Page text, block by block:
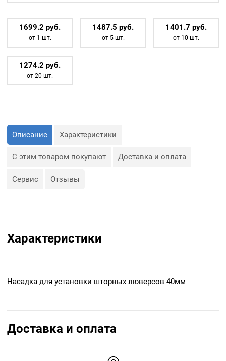
1699.2 руб.
от 1 шт.
1487.5 руб.
от 5 шт.
1401.7 руб.
от 10 шт.
1274.2 руб.
от 20 шт.
Описание Характеристики
С этим товаром покупают Доставка и оплата
Сервис Отзывы
Характеристики
Насадка для установки шторных люверсов 40мм
Доставка и оплата